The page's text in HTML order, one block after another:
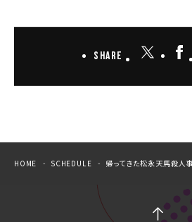
Share
HOME SCHEDULE 帰ってきた松永天馬殺人